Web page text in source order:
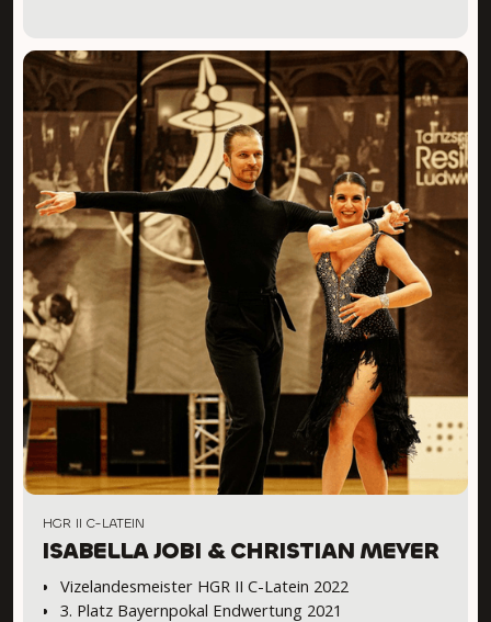
HGR II C-LATEIN
ISABELLA JOBI & CHRISTIAN MEYER
Vizelandesmeister HGR II C-Latein 2022
3. Platz Bayernpokal Endwertung 2021